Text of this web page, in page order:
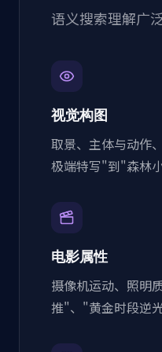
语义搜索理解广
视觉构图
取景、主体与动
极端特写"到"森林
电影属性
摄像机运动、照
推"、"黄金时段逆